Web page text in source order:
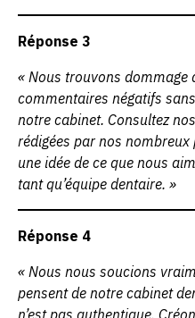
Réponse 3
« Nous trouvons dommage
commentaires négatifs
notre cabinet. Consultez
rédigées par nos
une idée de ce que nous
tant qu’équipe dentaire. »
Réponse 4
« Nous nous soucions
pensent de notre cabinet